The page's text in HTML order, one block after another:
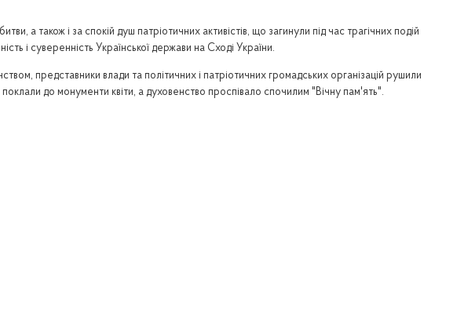
а також і за спокій душ патріотичних активістів, що загинули під час трагічних подій
і суверенність Української держави на Сході України.
представники влади та політичних і патріотичних громадських організацій рушили
до монументи квіти, а духовенство проспівало спочилим "Вічну пам'ять".